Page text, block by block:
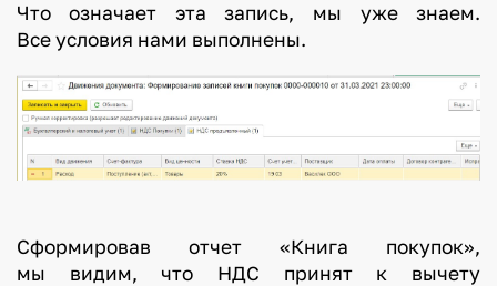
Что означает эта запись, мы уже знаем.
Все условия нами выполнены.
Сформировав отчет «Книга покупок»,
мы видим, что НДС принят к вычету